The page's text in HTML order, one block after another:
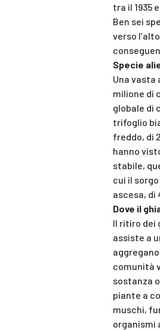
tra il 1935
Ben sei
verso
Specie
Una vasta
milione di
globale di
trifoglio
freddo, di
hanno
stabile,
cui il
ascesa, di
Dove il
Il ritiro dei
assiste a
comunità
sostanza
piante a
muschi,
organismi